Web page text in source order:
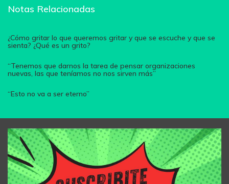
Notas Relacionadas
¿Cómo gritar lo que queremos gritar y que se escuche y que se
sienta? ¿Qué es un grito?
“Tenemos que darnos la tarea de pensar organizaciones
nuevas, las que teníamos no nos sirven más”
“Esto no va a ser eterno”